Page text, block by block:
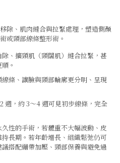
除、肌肉縫合與拉緊處理，塑造側顏
或頸部線條整形術。
除、擴頸肌（頸闊肌）縫合拉緊，甚
。
線條、讓臉與頸部輪廓更分明、呈現
週，約 3～4 週可見初步線條，完全
久性的手術，若體重不大幅波動、皮
長期。若年齡增長、組織鬆弛仍可
搭配繃帶加壓、頸部保養與避免過